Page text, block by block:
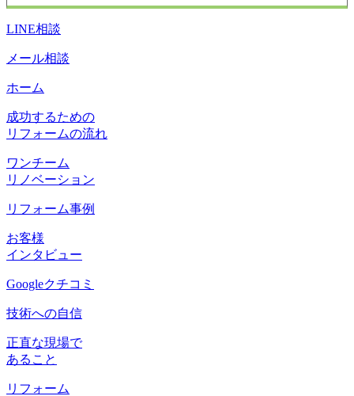
LINE相談
メール相談
ホーム
成功するための
リフォームの流れ
ワンチーム
リノベーション
リフォーム事例
お客様
インタビュー
Googleクチコミ
技術への自信
正直な現場で
あること
リフォーム